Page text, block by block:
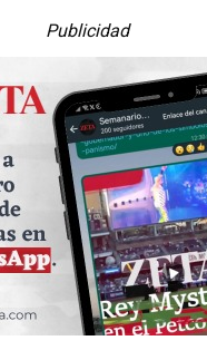
Publicidad